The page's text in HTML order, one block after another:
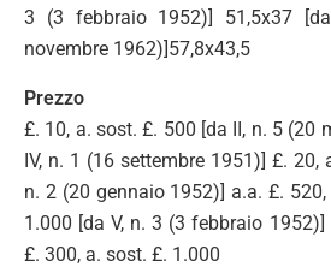
3 (3 febbraio 1952)] 51,5x37
novembre 1962)]57,8x43,5
Prezzo
£. 10, a. sost. £. 500 [da II, n. 5 (20
IV, n. 1 (16 settembre 1951)] £. 20,
n. 2 (20 gennaio 1952)] a.a. £.
1.000 [da V, n. 3 (3 febbraio
£. 300, a. sost. £. 1.000